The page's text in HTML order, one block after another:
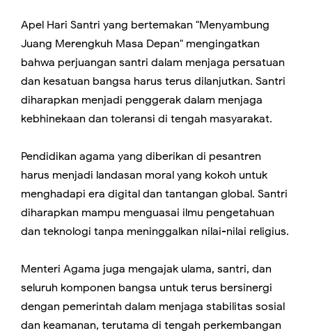
Apel Hari Santri yang bertemakan "Menyambung
Juang Merengkuh Masa Depan" mengingatkan
bahwa perjuangan santri dalam menjaga persatuan
dan kesatuan bangsa harus terus dilanjutkan. Santri
diharapkan menjadi penggerak dalam menjaga
kebhinekaan dan toleransi di tengah masyarakat.
Pendidikan agama yang diberikan di pesantren
harus menjadi landasan moral yang kokoh untuk
menghadapi era digital dan tantangan global. Santri
diharapkan mampu menguasai ilmu pengetahuan
dan teknologi tanpa meninggalkan nilai-nilai religius.
Menteri Agama juga mengajak ulama, santri, dan
seluruh komponen bangsa untuk terus bersinergi
dengan pemerintah dalam menjaga stabilitas sosial
dan keamanan, terutama di tengah perkembangan